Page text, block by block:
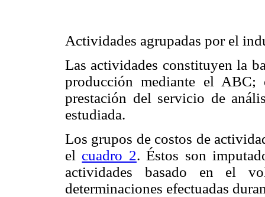
Actividades agrupadas por el
Las actividades constituyen la
producción mediante el ABC;
prestación del servicio de
estudiada.
Los grupos de costos de
el cuadro 2. Éstos son
actividades basado en el
determinaciones efectuadas